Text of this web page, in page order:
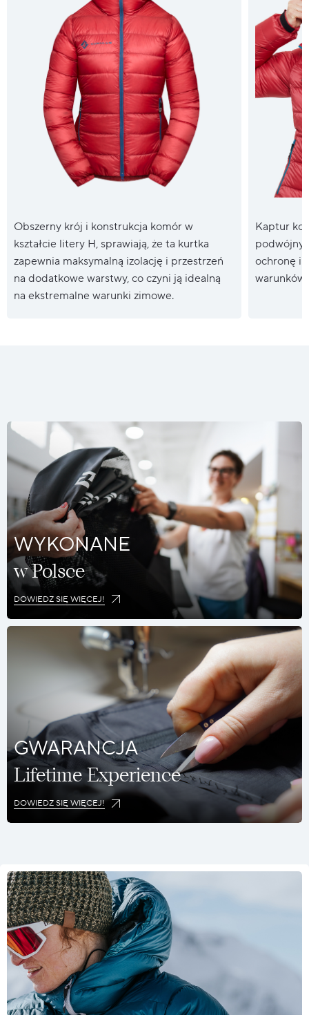
Obszerny krój i konstrukcja komór w
kształcie litery H, sprawiają, że ta kurtka
zapewnia maksymalną izolację i przestrzeń
na dodatkowe warstwy, co czyni ją idealną
na ekstremalne warunki zimowe.
Kaptur
ochronę i
warunków.
WYKONANE
w Polsce
DOWIEDZ SIĘ WIĘCEJ!
GWARANCJA
Lifetime Experience
DOWIEDZ SIĘ WIĘCEJ!